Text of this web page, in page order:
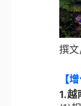
撰
【
1.越